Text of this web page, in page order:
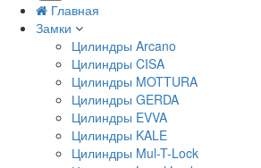
Главная
Замки
Цилиндры Arcano
Цилиндры CISA
Цилиндры MOTTURA
Цилиндры GERDA
Цилиндры EVVA
Цилиндры KALE
Цилиндры Mul-T-Lock